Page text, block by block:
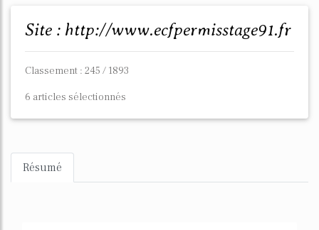
Site : http://www.ecfpermisstage91.fr
Classement : 245 / 1893
6 articles sélectionnés
Résumé